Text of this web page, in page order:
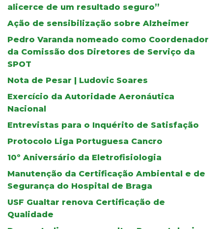
alicerce de um resultado seguro”
Ação de sensibilização sobre Alzheimer
Pedro Varanda nomeado como Coordenador
da Comissão dos Diretores de Serviço da
SPOT
Nota de Pesar | Ludovic Soares
Exercício da Autoridade Aeronáutica
Nacional
Entrevistas para o Inquérito de Satisfação
Protocolo Liga Portuguesa Cancro
10º Aniversário da Eletrofisiologia
Manutenção da Certificação Ambiental e de
Segurança do Hospital de Braga
USF Gualtar renova Certificação de
Qualidade